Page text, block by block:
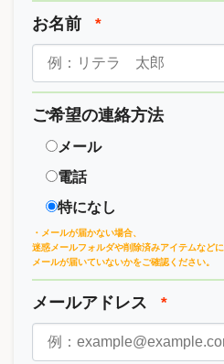
お名前 *
ご希望の連絡方法
メール
電話
特になし
・メールが届かない場合、
迷惑メールフォルダや削除済みアイテムなどに
メールが届いていないかをご確認ください。
メールアドレス *